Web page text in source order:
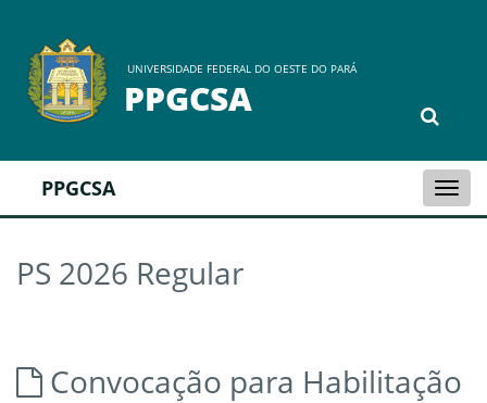
UNIVERSIDADE FEDERAL DO OESTE DO PARÁ
PPGCSA
PPGCSA
PS 2026 Regular
Convocação para Habilitação